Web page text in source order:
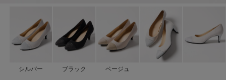
シルバー ブラック ベージュ